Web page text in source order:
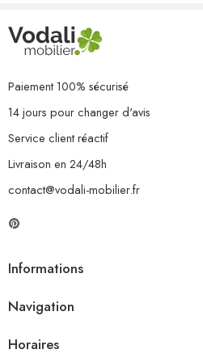
Paiement 100% sécurisé
14 jours pour changer d'avis
Service client réactif
Livraison en 24/48h
contact@vodali-mobilier.fr
Informations
Navigation
Horaires